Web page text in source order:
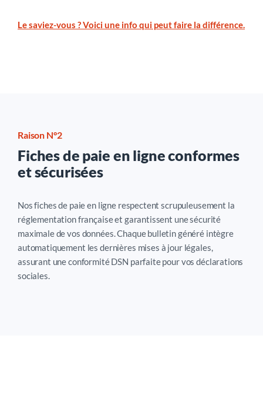
Bon à savoir : Chaque bulletin de paie généré alimente
Le saviez-vous ? Voici une info qui peut faire la différence.
Raison N°2
Fiches de paie en ligne conformes
et sécurisées
Nos fiches de paie en ligne respectent scrupuleusement la
réglementation française et garantissent une sécurité
maximale de vos données. Chaque bulletin généré intègre
automatiquement les dernières mises à jour légales,
assurant une conformité DSN parfaite pour vos déclarations
sociales.